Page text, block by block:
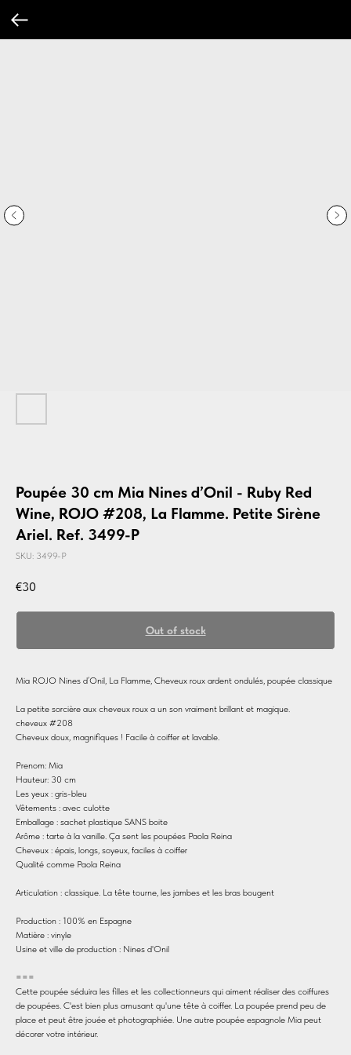
Poupée 30 cm Mia Nines d’Onil - Ruby Red
Wine, ROJO #208, La Flamme. Petite Sirène
Ariel. Ref. 3499-P
SKU: 3499-P
€30
Out of stock
Mia ROJO Nines d’Onil, La Flamme, Cheveux roux ardent ondulés, poupée classique
La petite sorcière aux cheveux roux a un son vraiment brillant et magique.
cheveux #208
Cheveux doux, magnifiques ! Facile à coiffer et lavable.
Prenom: Mia
Hauteur: 30 cm
Les yeux : gris-bleu
Vêtements : avec culotte
Emballage : sachet plastique SANS boite
Arôme : tarte à la vanille. Ça sent les poupées Paola Reina
Cheveux : épais, longs, soyeux, faciles à coiffer
Qualité comme Paola Reina
Articulation : classique. La tête tourne, les jambes et les bras bougent
Production : 100% en Espagne
Matière : vinyle
Usine et ville de production : Nines d'Onil
===
Cette poupée séduira les filles et les collectionneurs qui aiment réaliser des coiffures
de poupées. C'est bien plus amusant qu'une tête à coiffer. La poupée prend peu de
place et peut être jouée et photographiée. Une autre poupée espagnole Mia peut
décorer votre intérieur.